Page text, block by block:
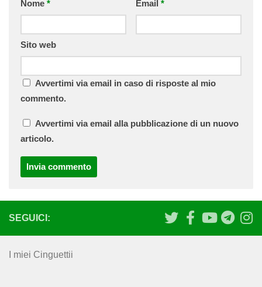
Nome * Email *
Sito web
Avvertimi via email in caso di risposte al mio
commento.
Avvertimi via email alla pubblicazione di un nuovo
articolo.
SEGUICI:
I miei Cinguettii